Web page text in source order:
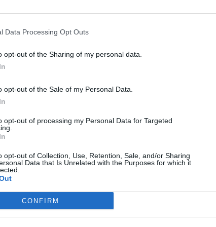
Data Processing Opt Outs
opt-out of the Sharing of my personal data.
opt-out of the Sale of my Personal Data.
opt-out of processing my Personal Data for Targeted
opt-out of Collection, Use, Retention, Sale, and/or Sharing
Data that Is Unrelated with the Purposes for which it
CONFIRM
volišča v večini krajev, razen v večjih mestih.
tedaj pa je pričakovati tudi objavo izidov
za katere volilni molk ne velja, medtem
je z med 60 in 64 odstotki zmagal sredinski
torej do 20. ure, velja volilni molk. Šele malo
objavili izide vzporednih volitev, ki so se v
23. aprila izkazali za zelo natančne.
objavili rezultate današnjih anket, ki
pripisujejo med 60 in 64 odstotkov glasov
skrajne desnice Marine Le Pen. Gre
vzporednih volitev. Ankete so bile